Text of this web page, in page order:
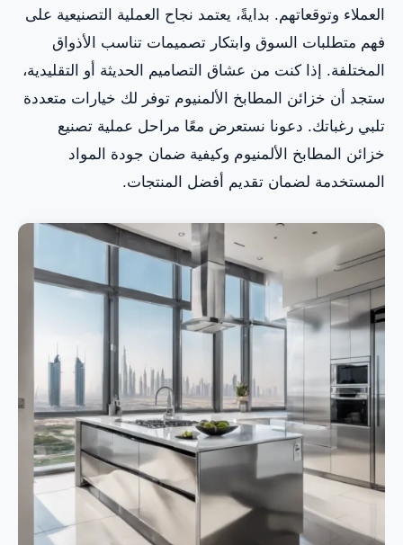
العملاء وتوقعاتهم. بدايةً، يعتمد نجاح العملية التصنيعية على
فهم متطلبات السوق وابتكار تصميمات تناسب الأذواق
المختلفة. إذا كنت من عشاق التصاميم الحديثة أو التقليدية،
ستجد أن خزائن المطابخ الألمنيوم توفر لك خيارات متعددة
تلبي رغباتك. دعونا نستعرض معًا مراحل عملية تصنيع
خزائن المطابخ الألمنيوم وكيفية ضمان جودة المواد
المستخدمة لضمان تقديم أفضل المنتجات.